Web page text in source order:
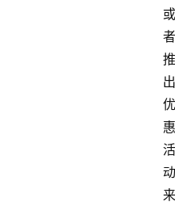
或
者
推
出
优
惠
活
动
来